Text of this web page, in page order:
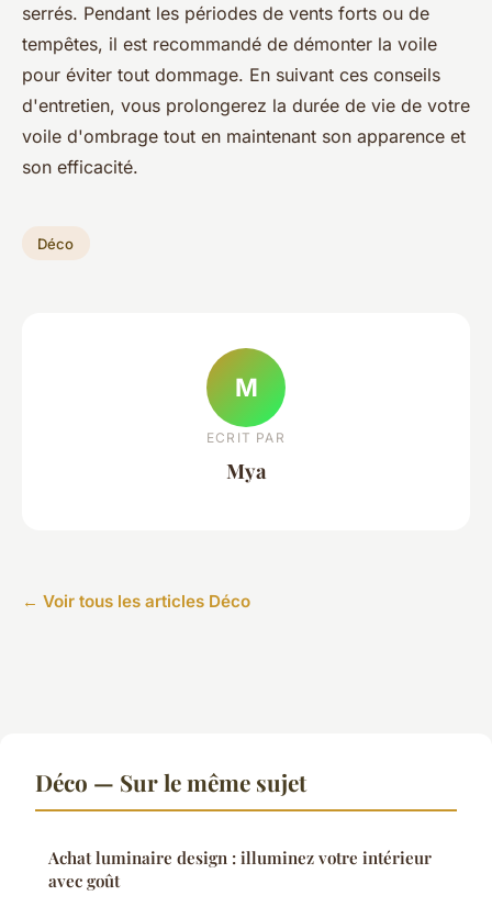
serrés. Pendant les périodes de vents forts ou de
tempêtes, il est recommandé de démonter la voile
pour éviter tout dommage. En suivant ces conseils
d'entretien, vous prolongerez la durée de vie de votre
voile d'ombrage tout en maintenant son apparence et
son efficacité.
Déco
M
ECRIT PAR
Mya
← Voir tous les articles Déco
Déco — Sur le même sujet
Achat luminaire design : illuminez votre intérieur
avec goût